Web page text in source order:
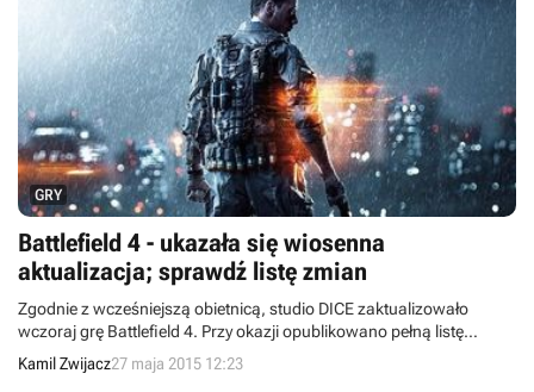
GRY
Battlefield 4 - ukazała się wiosenna
aktualizacja; sprawdź listę zmian
Zgodnie z wcześniejszą obietnicą, studio DICE zaktualizowało
wczoraj grę Battlefield 4. Przy okazji opublikowano pełną listę
zmian, która jest dość spora, gdyż oprócz trybu Gun Master, nowych
broni i zmienionego balansu, pojawił się szereg innych nowinek.
Kamil Zwijacz27 maja 2015 12:23